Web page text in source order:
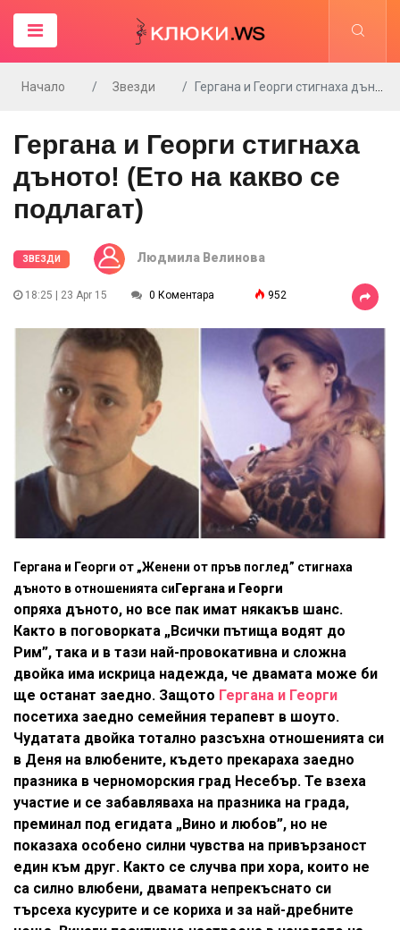
Начало Звезди Гергана и Георги стигнаха дъното! (Ето на какво се подлагат)
Гергана и Георги стигнаха
дъното! (Ето на какво се
подлагат)
ЗВЕЗДИ Людмила Велинова
18:25 | 23 Apr 15 0 Коментара 952
Гергана и Георги от „Женени от пръв поглед” стигнаха
дъното в отношенията си Гергана и Георги
опряха дъното, но все пак имат някакъв шанс.
Както в поговорката „Всички пътища водят до
Рим”, така и в тази най-провокативна и сложна
двойка има искрица надежда, че двамата може би
ще останат заедно. Защото Гергана и Георги
посетиха заедно семейния терапевт в шоуто.
Чудатата двойка тотално разсъхна отношенията си
в Деня на влюбените, където прекараха заедно
празника в черноморския град Несебър. Те взеха
участие и се забавляваха на празника на града,
преминал под егидата „Вино и любов”, но не
показаха особено силни чувства на привързаност
един към друг. Както се случва при хора, които не
са силно влюбени, двамата непрекъснато си
търсеха кусурите и се кориха и за най-дребните